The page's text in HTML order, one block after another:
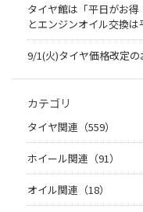
タイヤ館は「平日がお
とエンジンオイル交換
9/1(火)タイヤ価格改定の
カテゴリ
タイヤ関連（559）
ホイール関連（91）
オイル関連（18）